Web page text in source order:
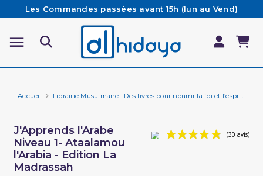
Les Commandes passées avant 15h (lun au Vend)
sont préparées et expédiées le jour même
Besoin d'aide ? Retrouvez notre FAQ
Livraison offerte à partir de 65€ d'achat*
Accueil Librairie Musulmane : Des livres pour nourrir la foi et l’esprit.
J'Apprends l'Arabe
Niveau 1- Ataalamou
l'Arabia - Edition La
Madrassah